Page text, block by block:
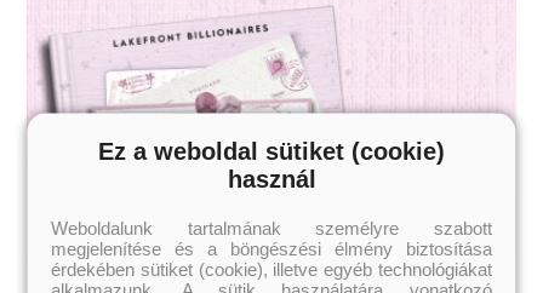
Ez a weboldal sütiket (cookie)
használ
Weboldalunk tartalmának személyre szabott
megjelenítése és a böngészési élmény biztosítása
érdekében sütiket (cookie), illetve egyéb technológiákat